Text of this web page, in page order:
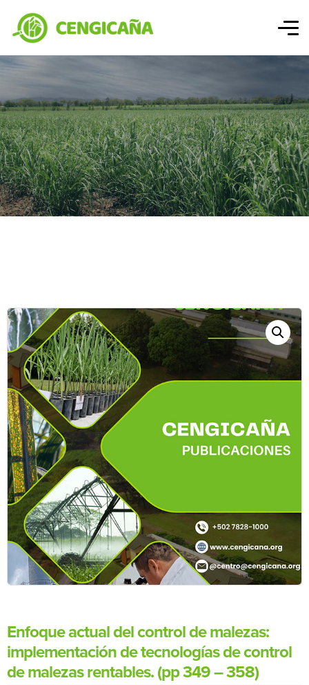
Enfoque actual del control de malezas:
implementación de tecnologías de control
de malezas rentables. (pp 349 – 358)